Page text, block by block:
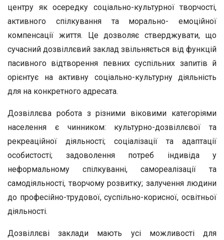
центру як осередку соціально-культурної творчості,
активного спілкування та морально- емоційної
компенсації життя. Це дозволяє стверджувати, що
сучасний дозвіллєвий заклад звільняється від функцій
пасивного відтворення певних суспільних запитів й
орієнтує на активну соціально-культурну діяльність
для на конкретного адресата.
Дозвіллєва робота з різними віковими категоріями
населення є чинником: культурно-дозвіллєвої та
рекреаційної діяльності; соціалізації та адаптації
особистості; задоволення потреб індивіда у
неформальному спілкуванні, самореалізації та
самодіяльності, творчому розвитку; залучення людини
до професійно-трудової, суспільно-корисної, освітньої
діяльності.
Дозвіллєві заклади мають усі можливості для